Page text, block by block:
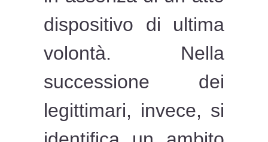
dispositivo di ultima
volontà. Nella
successione dei
legittimari, invece, si